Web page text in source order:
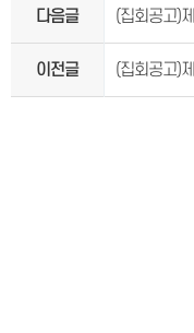
다음글 (집회공고)
이전글 (집회공고)